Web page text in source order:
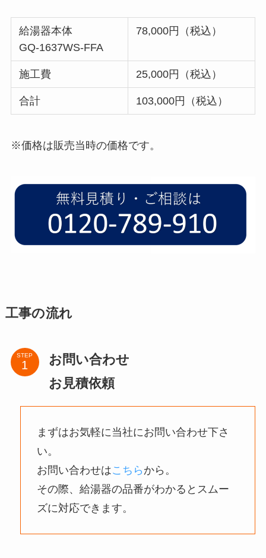
給湯器本体
GQ-1637WS-FFA
78,000円（税込）
施工費 25,000円（税込）
合計 103,000円（税込）
※価格は販売当時の価格です。
工事の流れ
STEP
お問い合わせ
お見積依頼
まずはお気軽に当社にお問い合わせ下さ
い。
お問い合わせはこちら から。
その際、給湯器の品番がわかるとスムー
ズに対応できます。